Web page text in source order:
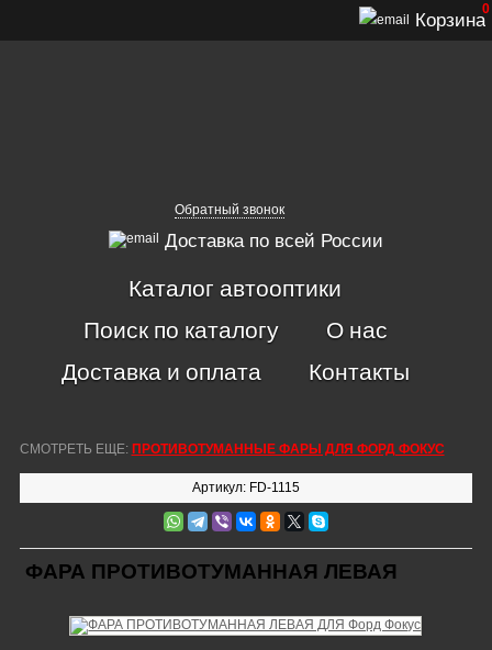
Обратный звонок
Доставка по всей России
Корзина
0
Каталог автооптики
Поиск по каталогу
О нас
Доставка и оплата
Контакты
СМОТРЕТЬ ЕЩЕ: ПРОТИВОТУМАННЫЕ ФАРЫ ДЛЯ ФОРД ФОКУС
Артикул: FD-1115
ФАРА ПРОТИВОТУМАННАЯ ЛЕВАЯ